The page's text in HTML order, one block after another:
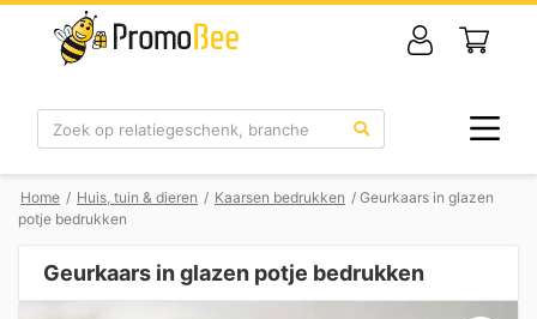
Zoek
Home / Huis, tuin & dieren / Kaarsen bedrukken / Geurkaars in glazen
potje bedrukken
Geurkaars in glazen potje bedrukken